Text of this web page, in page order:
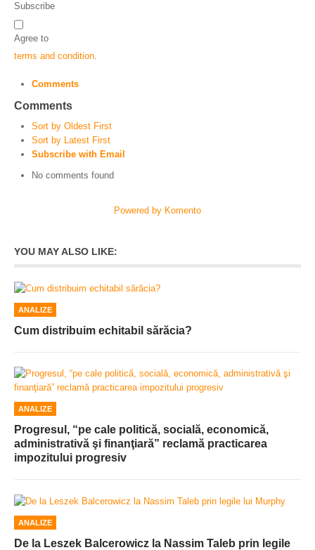
Subscribe
Agree to
terms and condition
Comments
Comments
Sort by Oldest First
Sort by Latest First
Subscribe with Email
No comments found
Powered by Komento
YOU MAY ALSO LIKE:
ANALIZE
Cum distribuim echitabil sărăcia?
ANALIZE
Progresul, “pe cale politică, socială, economică,
administrativă şi finanţiară” reclamă practicarea
impozitului progresiv
ANALIZE
De la Leszek Balcerowicz la Nassim Taleb prin legile